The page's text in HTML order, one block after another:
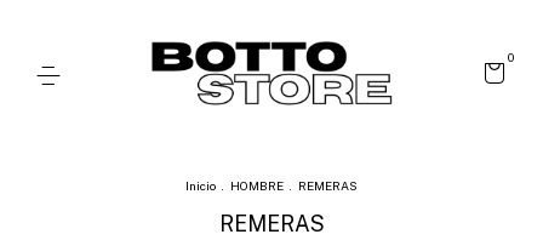
0
Inicio HOMBRE REMERAS
REMERAS